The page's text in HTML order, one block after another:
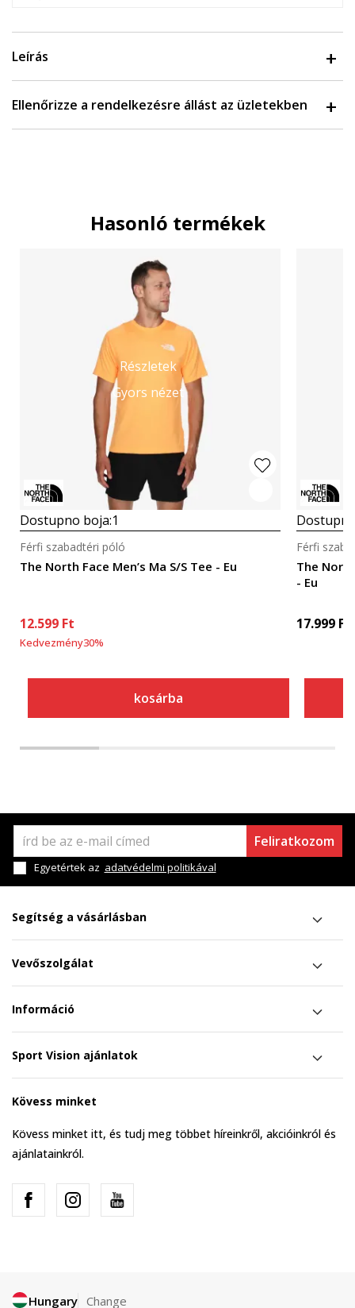
Leírás
Ellenőrizze a rendelkezésre állást az üzletekben
Hasonló termékek
Részletek
Gyors nézet
Dostupno boja:1
The North Face Men’s Ma S/S Tee - Eu
Férfi szabadtéri póló
12.599 Ft
Kedvezmény30%
kosárba
The
- Eu
Férfi
17.999 Ft
Feliratkozom
Egyetértek az adatvédelmi politikával
Segítség a vásárlásban
Vevőszolgálat
Információ
Sport Vision ajánlatok
Kövess minket
Kövess minket itt, és tudj meg többet híreinkről, akcióinkról és
ajánlatainkról.
Hungary Change